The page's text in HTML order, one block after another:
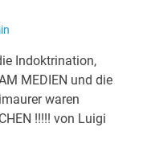
Indoktrination,
MEDIEN und die
waren
!!!!! von Luigi